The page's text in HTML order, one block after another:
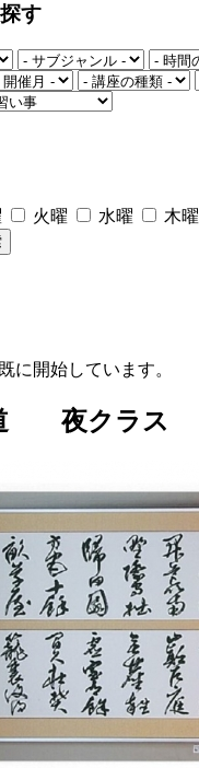
す
火曜 水曜 木曜
に開始しています。
夜クラス